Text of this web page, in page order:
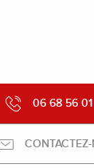
06 68 56 01